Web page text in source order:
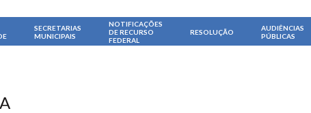
SECRETARIAS
MUNICIPAIS
NOTIFICAÇÕES
DE RECURSO
FEDERAL
RESOLUÇÃO
AUDIÊNCIAS
PÚBLICAS